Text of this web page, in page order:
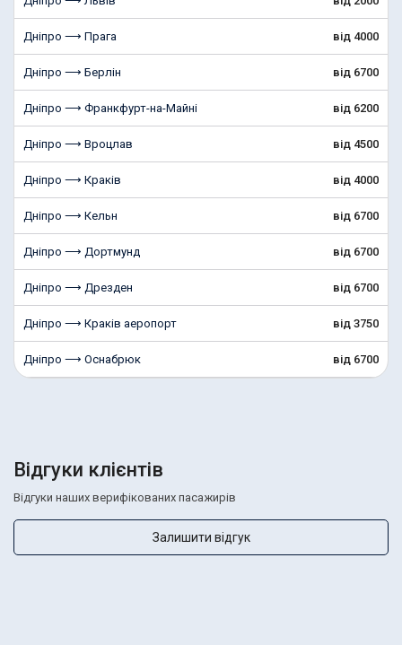
Дніпро ⟶ Прага від 4000
Дніпро ⟶ Берлін від 6700
Дніпро ⟶ Франкфурт-на-Майні від 6200
Дніпро ⟶ Вроцлав від 4500
Дніпро ⟶ Краків від 4000
Дніпро ⟶ Кельн від 6700
Дніпро ⟶ Дортмунд від 6700
Дніпро ⟶ Дрезден від 6700
Дніпро ⟶ Краків аеропорт від 3750
Дніпро ⟶ Оснабрюк від 6700
Відгуки клієнтів
Відгуки наших верифікованих пасажирів
Залишити відгук